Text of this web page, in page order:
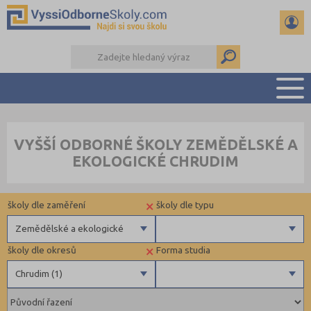
PŘÍPRAVA NA PŘIJÍMAČKY
KALENDÁŘ AKCÍ
DALŠÍ DRUHY ŠKOL
VYŠŠÍ ODBORNÉ ŠKOLY ZEMĚDĚLSKÉ A
EKOLOGICKÉ CHRUDIM
Forma studia
×
Chrudim (1)
školy dle okresů
Benešov (1)
školy dle typu
Veřejné
×
Zemědělské a ekologické
školy dle zaměření
Zdravotnické
Ekonomické
Pedagogické